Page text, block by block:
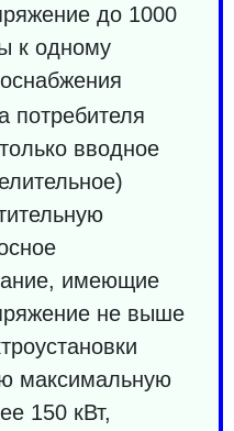
до 1000
к одному
потребителя
вводное
имеющие
не выше
максимальную
150 кВт,